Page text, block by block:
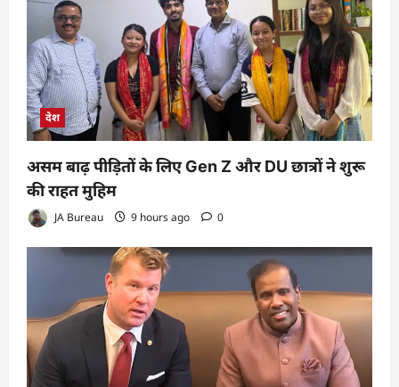
देश
असम बाढ़ पीड़ितों के लिए Gen Z और DU छात्रों ने शुरू
की राहत मुहिम
JA Bureau 9 hours ago 0